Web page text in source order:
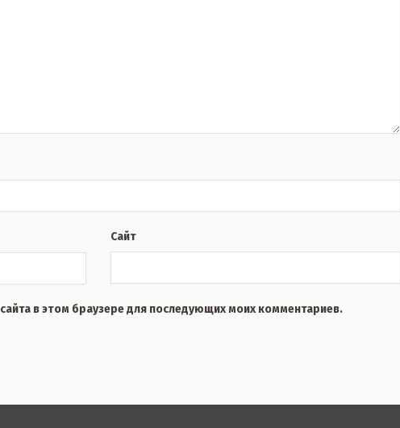
Сайт
в этом браузере для последующих моих комментариев.